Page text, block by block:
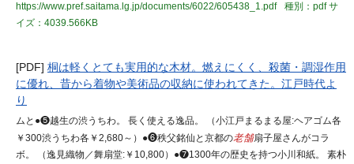
https://www.pref.saitama.lg.jp/documents/6022/605438_1.pdf
種別：pdfサ
イズ：4039.566KB
[PDF] 桐は軽くとても実用的な木材。燃えにくく、殺菌・調湿作用
に優れ、昔から着物や美術品の収納に使われてきた。江戸時代よ
り
ムと●❺越生の渋うちわ。 長く使える逸品。 （小江戸まるまる屋:ヘアゴム各
￥300渋うちわ各￥2,680～）●❻秩父銘仙と京都の老舗扇子屋さんがコラ
ボ。 （逸見織物／舞扇堂:￥10,800）●❼1300年の歴史を持つ小川和紙。 素朴